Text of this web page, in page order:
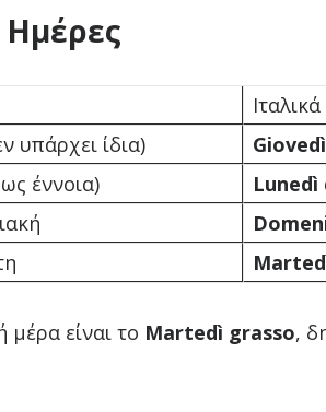
Ημέρες
Ιταλικά
υπάρχει ίδια)
έννοια)
Lunedì
μέρα είναι το Martedì grasso,